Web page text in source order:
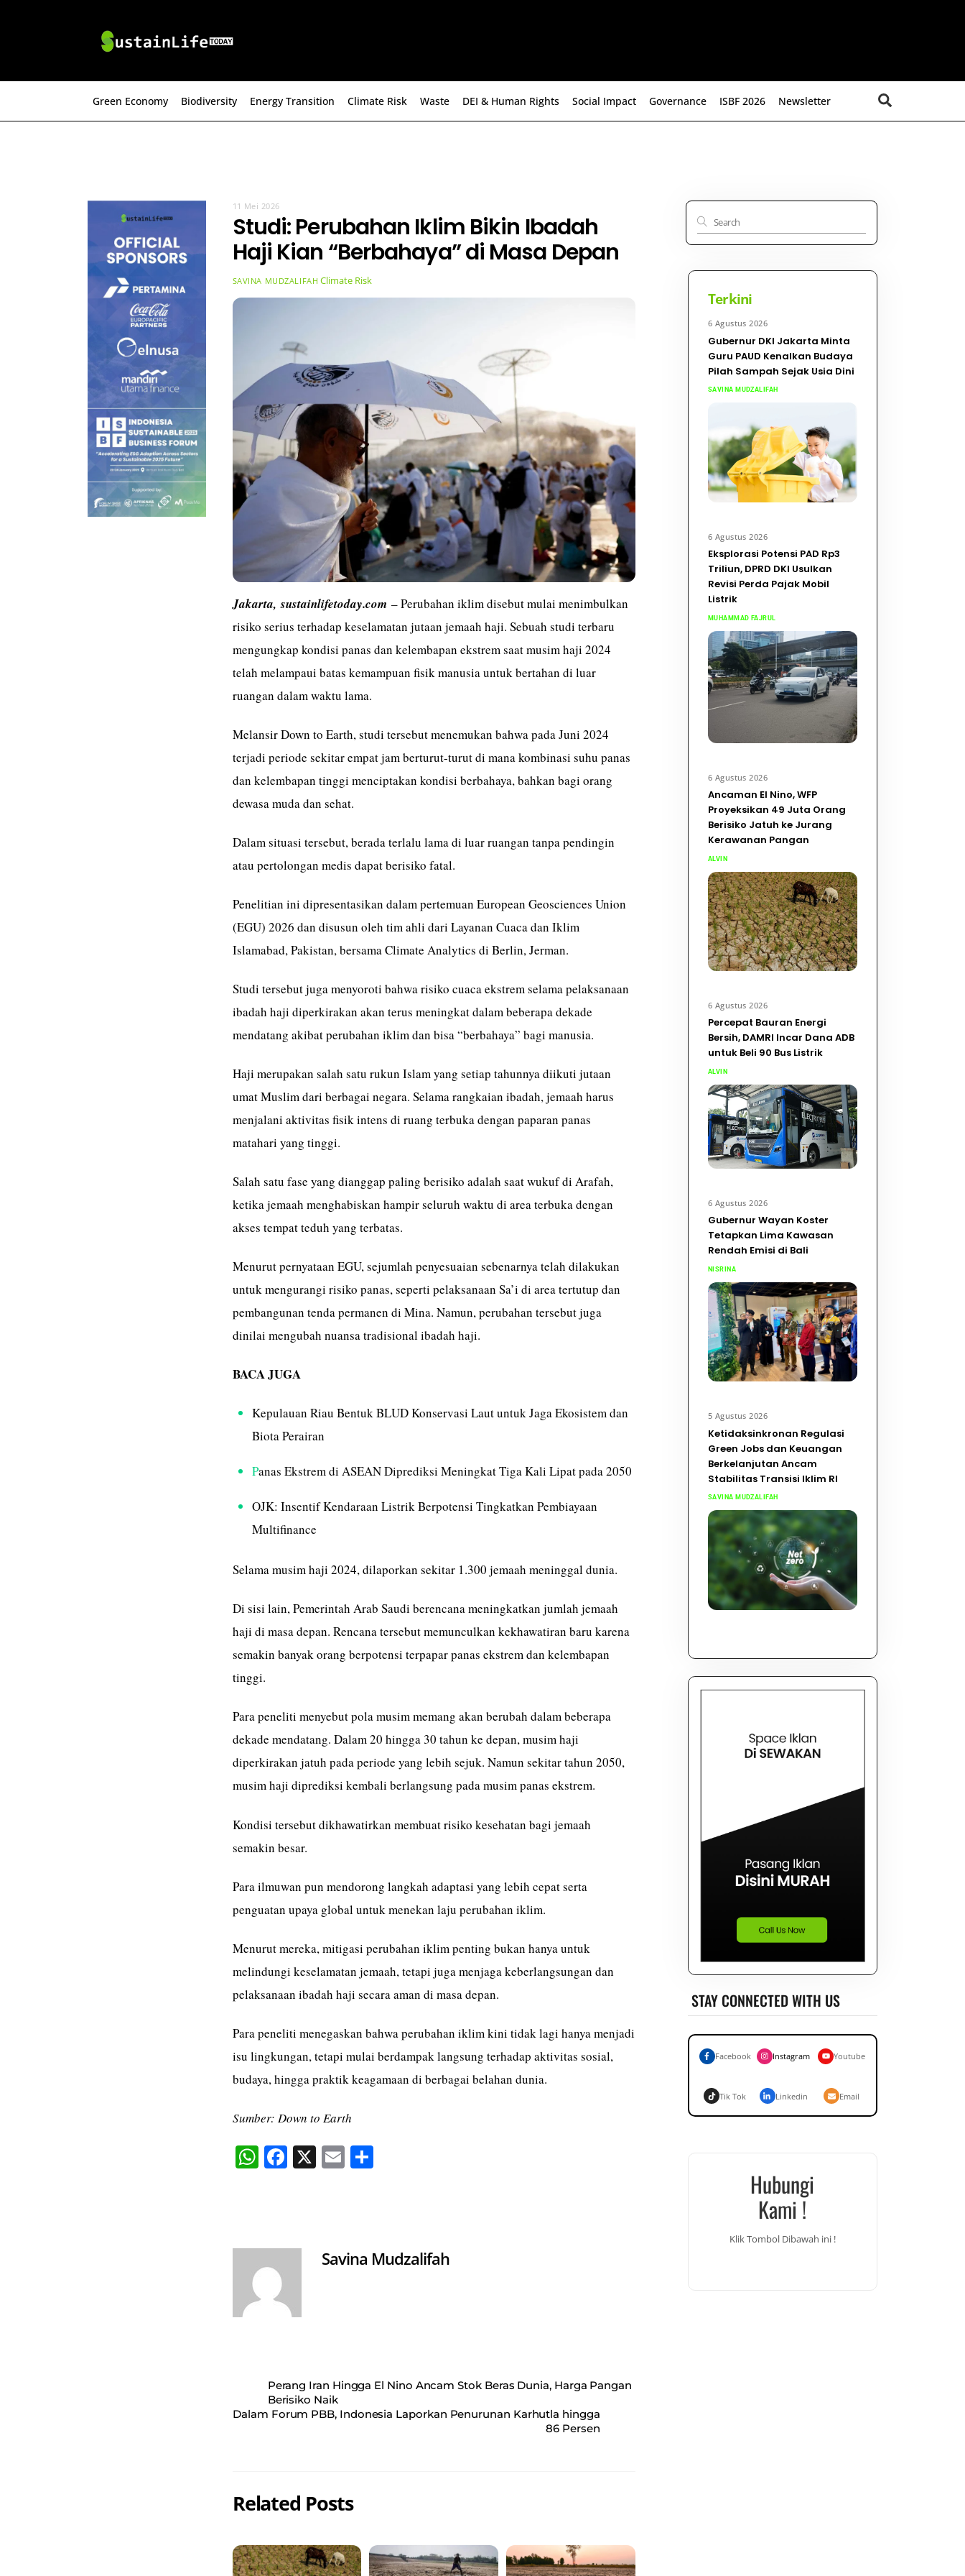
Green Economy Biodiversity Energy Transition Climate Risk Waste DEI & Human Rights Social Impact Governance ISBF 2026 Newsletter
11 Mei 2026
Studi: Perubahan Iklim Bikin Ibadah
Haji Kian “Berbahaya” di Masa Depan
SAVINA MUDZALIFAH Climate Risk
Jakarta,sustainlifetoday.com – Perubahan iklim disebut mulai menimbulkan
risiko serius terhadap keselamatan jutaan jemaah haji. Sebuah studi terbaru
mengungkap kondisi panas dan kelembapan ekstrem saat musim haji 2024
telah melampaui batas kemampuan fisik manusia untuk bertahan di luar
ruangan dalam waktu lama.
Melansir Down to Earth, studi tersebut menemukan bahwa pada Juni 2024
terjadi periode sekitar empat jam berturut-turut di mana kombinasi suhu panas
dan kelembapan tinggi menciptakan kondisi berbahaya, bahkan bagi orang
dewasa muda dan sehat.
Dalam situasi tersebut, berada terlalu lama di luar ruangan tanpa pendingin
atau pertolongan medis dapat berisiko fatal.
Penelitian ini dipresentasikan dalam pertemuan European Geosciences Union
(EGU) 2026 dan disusun oleh tim ahli dari Layanan Cuaca dan Iklim
Islamabad, Pakistan, bersama Climate Analytics di Berlin, Jerman.
Studi tersebut juga menyoroti bahwa risiko cuaca ekstrem selama pelaksanaan
ibadah haji diperkirakan akan terus meningkat dalam beberapa dekade
mendatang akibat perubahan iklim dan bisa “berbahaya” bagi manusia.
Haji merupakan salah satu rukun Islam yang setiap tahunnya diikuti jutaan
umat Muslim dari berbagai negara. Selama rangkaian ibadah, jemaah harus
menjalani aktivitas fisik intens di ruang terbuka dengan paparan panas
matahari yang tinggi.
Salah satu fase yang dianggap paling berisiko adalah saat wukuf di Arafah,
ketika jemaah menghabiskan hampir seluruh waktu di area terbuka dengan
akses tempat teduh yang terbatas.
Menurut pernyataan EGU, sejumlah penyesuaian sebenarnya telah dilakukan
untuk mengurangi risiko panas, seperti pelaksanaan Sa’i di area tertutup dan
pembangunan tenda permanen di Mina. Namun, perubahan tersebut juga
dinilai mengubah nuansa tradisional ibadah haji.
BACA JUGA
Kepulauan Riau Bentuk BLUD Konservasi Laut untuk Jaga Ekosistem dan
Biota Perairan
Panas Ekstrem di ASEAN Diprediksi Meningkat Tiga Kali Lipat pada 2050
OJK: Insentif Kendaraan Listrik Berpotensi Tingkatkan Pembiayaan
Multifinance
Selama musim haji 2024, dilaporkan sekitar 1.300 jemaah meninggal dunia.
Di sisi lain, Pemerintah Arab Saudi berencana meningkatkan jumlah jemaah
haji di masa depan. Rencana tersebut memunculkan kekhawatiran baru karena
semakin banyak orang berpotensi terpapar panas ekstrem dan kelembapan
tinggi.
Para peneliti menyebut pola musim memang akan berubah dalam beberapa
dekade mendatang. Dalam 20 hingga 30 tahun ke depan, musim haji
diperkirakan jatuh pada periode yang lebih sejuk. Namun sekitar tahun 2050,
musim haji diprediksi kembali berlangsung pada musim panas ekstrem.
Kondisi tersebut dikhawatirkan membuat risiko kesehatan bagi jemaah
semakin besar.
Para ilmuwan pun mendorong langkah adaptasi yang lebih cepat serta
penguatan upaya global untuk menekan laju perubahan iklim.
Menurut mereka, mitigasi perubahan iklim penting bukan hanya untuk
melindungi keselamatan jemaah, tetapi juga menjaga keberlangsungan dan
pelaksanaan ibadah haji secara aman di masa depan.
Para peneliti menegaskan bahwa perubahan iklim kini tidak lagi hanya menjadi
isu lingkungan, tetapi mulai berdampak langsung terhadap aktivitas sosial,
budaya, hingga praktik keagamaan di berbagai belahan dunia.
Sumber: Down to Earth
W
pp
Fa X E S
Savina Mudzalifah
Perang Iran Hingga El Nino Ancam Stok Beras Dunia, Harga Pangan
Berisiko Naik
Dalam Forum PBB, Indonesia Laporkan Penurunan Karhutla hingga
86 Persen
Related Posts
Terkini
6 Agustus 2026
Gubernur DKI Jakarta Minta
Guru PAUD Kenalkan Budaya
Pilah Sampah Sejak Usia Dini
SAVINA MUDZALIFAH
6 Agustus 2026
Eksplorasi Potensi PAD Rp3
Triliun, DPRD DKI Usulkan
Revisi Perda Pajak Mobil
Listrik
MUHAMMAD FAJRUL
6 Agustus 2026
Ancaman El Nino, WFP
Proyeksikan 49 Juta Orang
Berisiko Jatuh ke Jurang
Kerawanan Pangan
ALVIN
6 Agustus 2026
Percepat Bauran Energi
Bersih, DAMRI Incar Dana ADB
untuk Beli 90 Bus Listrik
ALVIN
6 Agustus 2026
Gubernur Wayan Koster
Tetapkan Lima Kawasan
Rendah Emisi di Bali
NISRINA
5 Agustus 2026
Ketidaksinkronan Regulasi
Green Jobs dan Keuangan
Berkelanjutan Ancam
Stabilitas Transisi Iklim RI
SAVINA MUDZALIFAH
STAY CONNECTED WITH US
Facebook Instagram Youtube
Tik Tok Linkedin Email
Hubungi
Kami !
Klik Tombol Dibawah ini !